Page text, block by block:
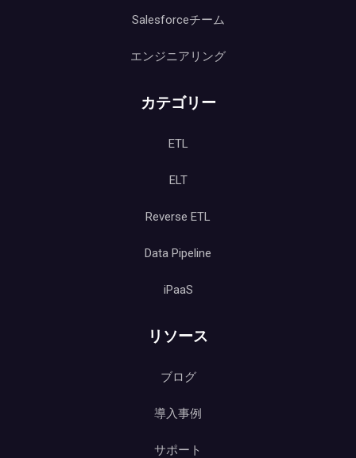
Salesforceチーム
エンジニアリング
カテゴリー
ETL
ELT
Reverse ETL
Data Pipeline
iPaaS
リソース
ブログ
導入事例
サポート